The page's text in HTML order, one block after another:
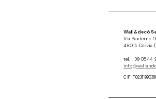
Wall&decò
Via Santerno
48015 Cervia
tel. +39 0544
CIF